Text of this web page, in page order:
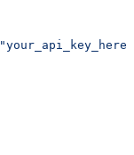
"your_api_key_here"